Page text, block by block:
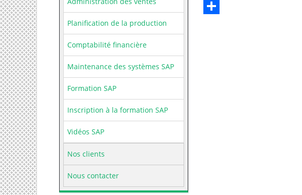
Planification de la production
Comptabilité financière
Maintenance des systèmes SAP
Formation SAP
Inscription à la formation SAP
Vidéos SAP
Nos clients
Nous contacter
Telegram